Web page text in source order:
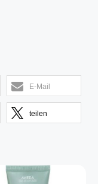
E-Mail
teilen